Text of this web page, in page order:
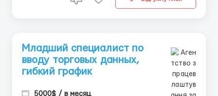
Младший специалист по
вводу торговых данных,
гибкий график
5000$ / в месяц